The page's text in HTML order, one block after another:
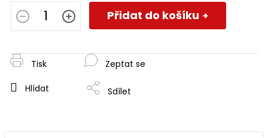
cena:
Přidat do košíku
Tisk Zeptat se
Hlídat Sdílet